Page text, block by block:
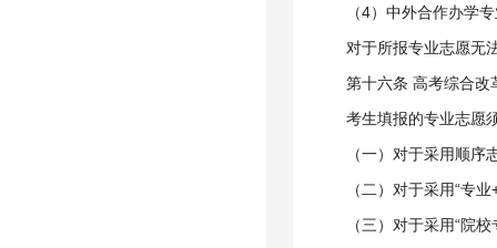
（4）中外合作办学
对于所报专业志愿无
第十六条 高考综合改
考生填报的专业志愿
（一）对于采用顺
（二）对于采用“专
（三）对于采用“院